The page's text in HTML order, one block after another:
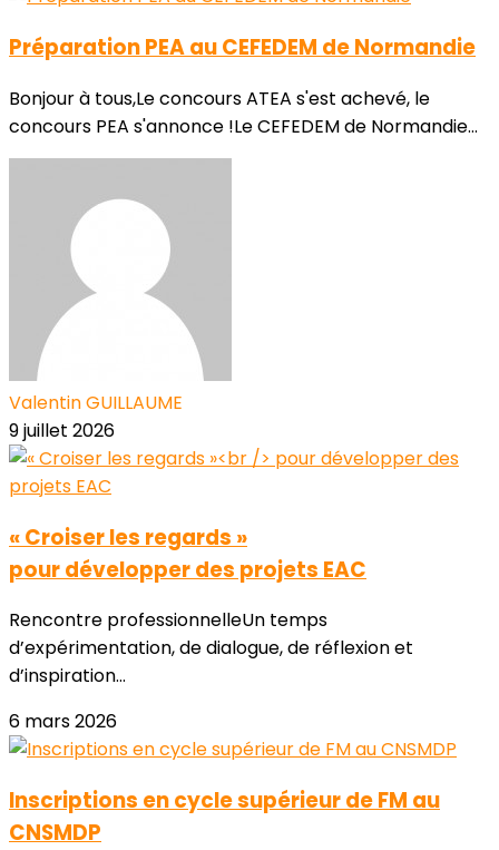
Préparation PEA au CEFEDEM de Normandie
Bonjour à tous,Le concours ATEA s'est achevé, le
concours PEA s'annonce !Le CEFEDEM de Normandie...
Valentin GUILLAUME
9 juillet 2026
« Croiser les regards »
pour développer des projets EAC
Rencontre professionnelleUn temps
d’expérimentation, de dialogue, de réflexion et
d’inspiration...
6 mars 2026
Inscriptions en cycle supérieur de FM au
CNSMDP